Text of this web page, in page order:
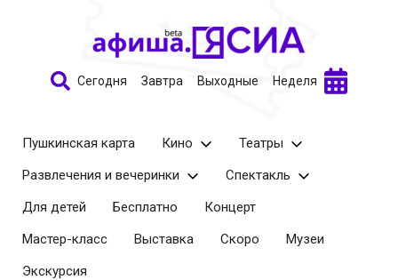
Сегодня Завтра Выходные Неделя
Пушкинская карта Кино
Театры
Развлечения и вечеринки
Спектакль
Для детей
Бесплатно
Концерт
Мастер-класс
Выставка Скоро
Музеи
Экскурсия